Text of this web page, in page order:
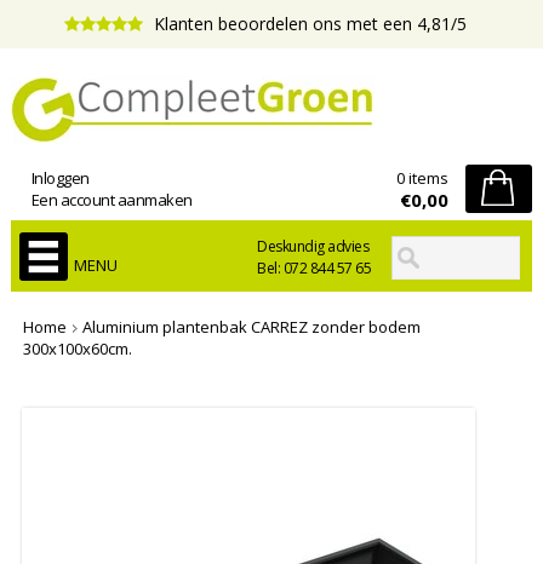
Klanten beoordelen ons met een 4,81/5
Deskundig advies
Bel: 072 844 57 65
Inloggen
Een account aanmaken
0 items
€0,00
MENU
Home
Aluminium plantenbak CARREZ zonder bodem
300x100x60cm.